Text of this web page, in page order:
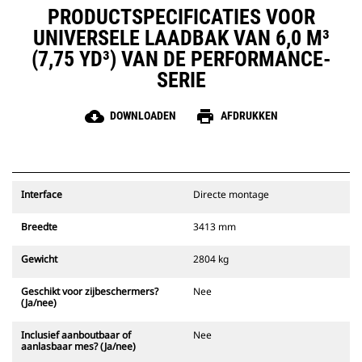
PRODUCTSPECIFICATIES VOOR
UNIVERSELE LAADBAK VAN 6,0 M³
(7,75 YD³) VAN DE PERFORMANCE-
SERIE
cloud_download DOWNLOADEN print AFDRUKKEN
Interface Directe montage
Breedte 3413 mm
Gewicht 2804 kg
Geschikt voor zijbeschermers?
(Ja/nee)
Nee
Inclusief aanboutbaar of
aanlasbaar mes? (Ja/nee)
Nee